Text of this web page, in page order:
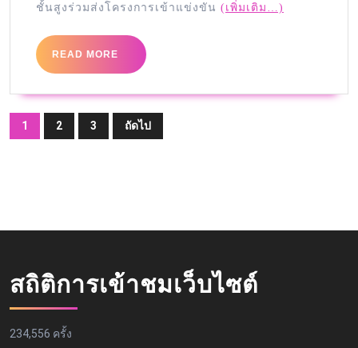
ชั้นสูงร่วมส่งโครงการเข้าแข่งขัน (เพิ่มเติม…)
READ MORE
1 2 3 ถัดไป
สถิติการเข้าชมเว็บไซต์
234,556 ครั้ง